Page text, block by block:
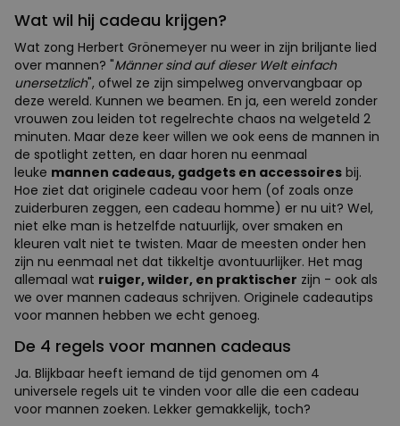
Wat wil hij cadeau krijgen?
Wat zong Herbert Grönemeyer nu weer in zijn briljante lied
over mannen? "Männer sind auf dieser Welt einfach
unersetzlich", ofwel ze zijn simpelweg onvervangbaar op
deze wereld. Kunnen we beamen. En ja, een wereld zonder
vrouwen zou leiden tot regelrechte chaos na welgeteld 2
minuten. Maar deze keer willen we ook eens de mannen in
de spotlight zetten, en daar horen nu eenmaal
leuke mannen cadeaus, gadgets en accessoires bij.
Hoe ziet dat originele cadeau voor hem (of zoals onze
zuiderburen zeggen, een cadeau homme) er nu uit? Wel,
niet elke man is hetzelfde natuurlijk, over smaken en
kleuren valt niet te twisten. Maar de meesten onder hen
zijn nu eenmaal net dat tikkeltje avontuurlijker. Het mag
allemaal wat ruiger, wilder, en praktischer zijn - ook als
we over mannen cadeaus schrijven. Originele cadeautips
voor mannen hebben we echt genoeg.
De 4 regels voor mannen cadeaus
Ja. Blijkbaar heeft iemand de tijd genomen om 4
universele regels uit te vinden voor alle die een cadeau
voor mannen zoeken. Lekker gemakkelijk, toch?